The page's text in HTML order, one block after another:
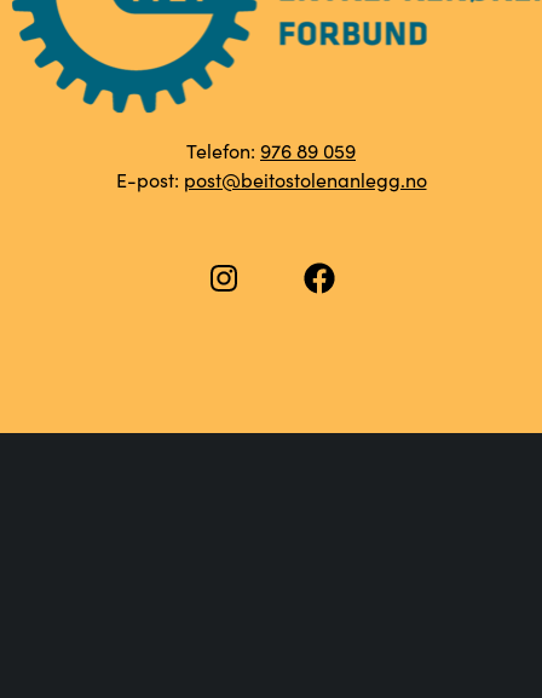
Telefon: 976 89 059
E-post: post@beitostolenanlegg.no